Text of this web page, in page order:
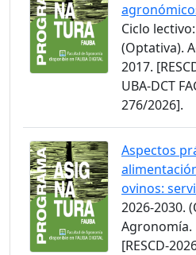
Ciclo
(Optativa).
2017.
UBA-DCT
276/2026].
Aspectos
ovinos:
2026-2030.
Agronomía.
[RESCD-